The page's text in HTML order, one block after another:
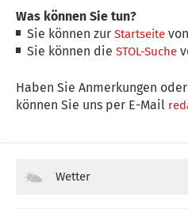
Was können Sie tun?
Sie können zurStartseite
Sie können dieSTOL-Suche
Haben Sie Anmerkungen
können Sie uns per E-Mail
Wetter